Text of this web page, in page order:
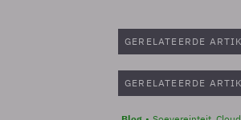
GERELATEERDE
GERELATEERDE